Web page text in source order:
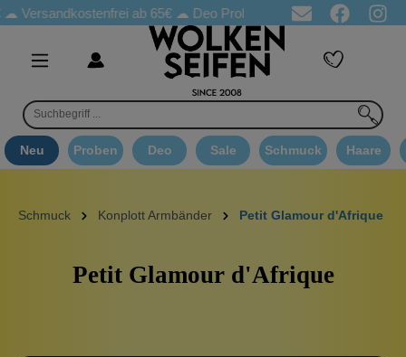
ab 65€☁ Deo Proben in jeder Bestellung ☁
Neu Proben Deo Sale Schmuck Haare
Schmuck Konplott Armbänder Petit Glamour d'Afrique
Petit Glamour d'Afrique